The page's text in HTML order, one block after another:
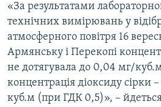
«За результатами
технічних вимірювань у
атмосферного повітря 16
Армянську і Перекопі
не дотягувала до 0,04 мг/
концентрація діоксиду
куб.м (при ГДК 0,5)», –